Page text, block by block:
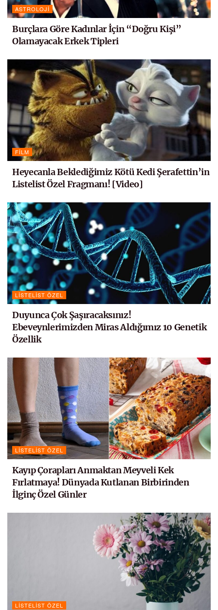
ASTROLOJI
Burçlara Göre Kadınlar İçin “Doğru Kişi”
Olamayacak Erkek Tipleri
FILM
Heyecanla Beklediğimiz Kötü Kedi Şerafettin’in
Listelist Özel Fragmanı! [Video]
LISTELIST ÖZEL
Duyunca Çok Şaşıracaksınız!
Ebeveynlerimizden Miras Aldığımız 10 Genetik
Özellik
LISTELIST ÖZEL
Kayıp Çorapları Anmaktan Meyveli Kek
Fırlatmaya! Dünyada Kutlanan Birbirinden
İlginç Özel Günler
LISTELIST ÖZEL